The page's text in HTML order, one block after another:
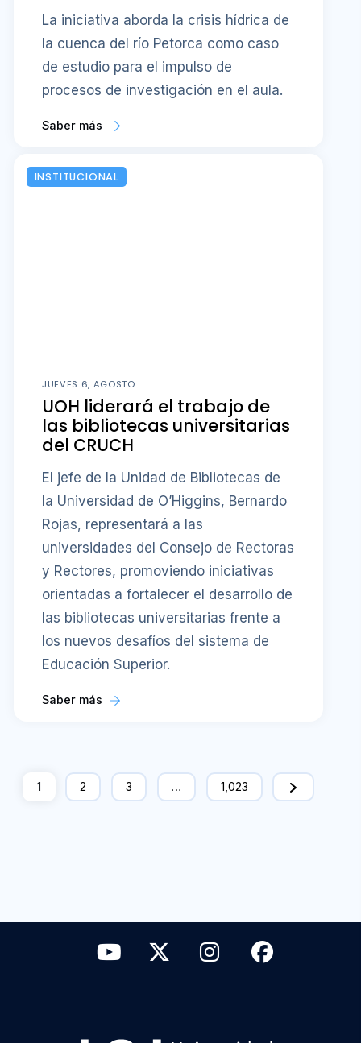
La iniciativa aborda la crisis hídrica de
la cuenca del río Petorca como caso
de estudio para el impulso de
procesos de investigación en el aula.
Saber más
INSTITUCIONAL
JUEVES 6, AGOSTO
UOH liderará el trabajo de
las bibliotecas universitarias
del CRUCH
El jefe de la Unidad de Bibliotecas de
la Universidad de O’Higgins, Bernardo
Rojas, representará a las
universidades del Consejo de Rectoras
y Rectores, promoviendo iniciativas
orientadas a fortalecer el desarrollo de
las bibliotecas universitarias frente a
los nuevos desafíos del sistema de
Educación Superior.
Saber más
1 2 3 … 1,023